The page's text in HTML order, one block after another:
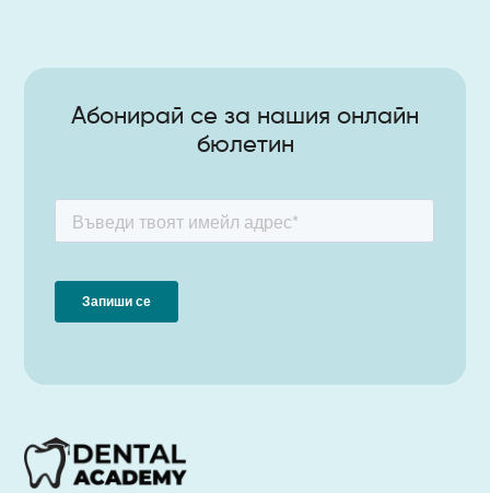
Абонирай се за нашия онлайн
бюлетин